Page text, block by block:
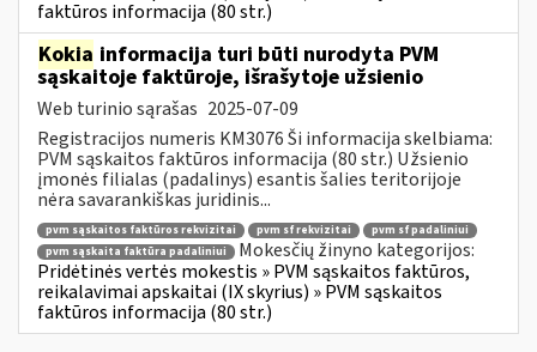
faktūros informacija (80 str.)
Kokia informacija turi būti nurodyta PVM
sąskaitoje faktūroje, išrašytoje užsienio
Web turinio sąrašas 2025-07-09
Registracijos numeris KM3076 Ši informacija skelbiama:
PVM sąskaitos faktūros informacija (80 str.) Užsienio
įmonės filialas (padalinys) esantis šalies teritorijoje
nėra savarankiškas juridinis...
pvm sąskaitos faktūros rekvizitai pvm sf rekvizitai
pvm sf padaliniui
pvm sąskaita faktūra padaliniui
Mokesčių žinyno kategorijos:
Pridėtinės vertės mokestis » PVM sąskaitos faktūros,
reikalavimai apskaitai (IX skyrius) » PVM sąskaitos
faktūros informacija (80 str.)